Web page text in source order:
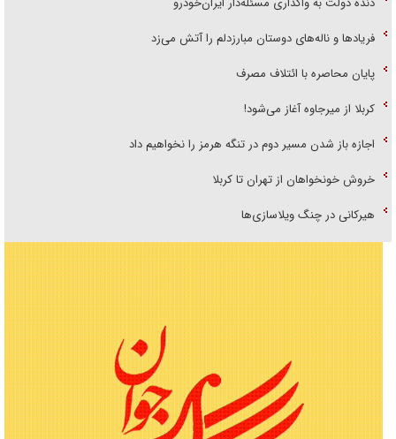
فریاد‌ها و ناله‌های دوستان مبارزدلم را آتش می‌زد
پایان محاصره با ائتلاف مصرف
کربلا از میرجاوه آغاز می‌شود!
اجازه باز شدن مسیر دوم در تنگه هرمز را نخواهیم داد
خروش خونخواهان از تهران تا کربلا
هیرکانی در چنگ ویلاسازی‌ها